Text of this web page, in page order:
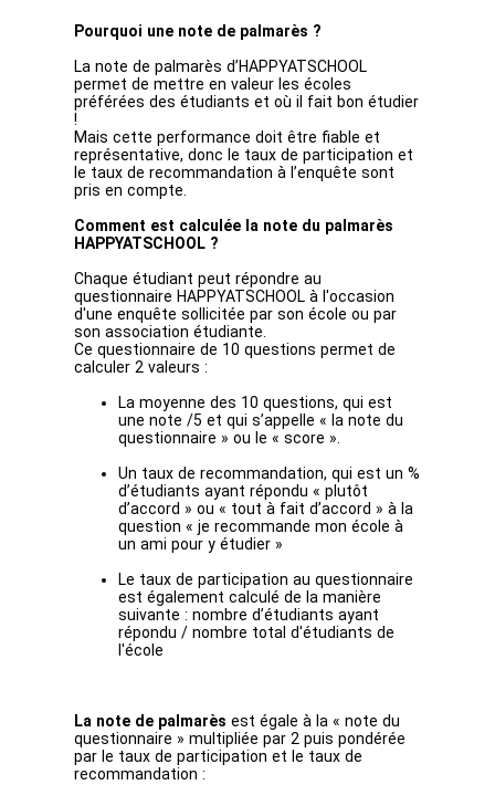
Pourquoi une note de palmarès ?
La note de palmarès d’HAPPYATSCHOOL
permet de mettre en valeur les écoles
préférées des étudiants et où il fait bon étudier
!
Mais cette performance doit être fiable et
représentative, donc le taux de participation et
le taux de recommandation à l’enquête sont
pris en compte.
Comment est calculée la note du palmarès
HAPPYATSCHOOL ?
Chaque étudiant peut répondre au
questionnaire HAPPYATSCHOOL à l'occasion
d'une enquête sollicitée par son école ou par
son association étudiante.
Ce questionnaire de 10 questions permet de
calculer 2 valeurs :
La moyenne des 10 questions, qui est
une note /5 et qui s’appelle « la note du
questionnaire » ou le « score ».
Un taux de recommandation, qui est un %
d’étudiants ayant répondu « plutôt
d’accord » ou « tout à fait d’accord » à la
question « je recommande mon école à
un ami pour y étudier »
Le taux de participation au questionnaire
est également calculé de la manière
suivante : nombre d’étudiants ayant
répondu / nombre total d'étudiants de
l'école
La note de palmarès est égale à la « note du
questionnaire » multipliée par 2 puis pondérée
par le taux de participation et le taux de
recommandation :